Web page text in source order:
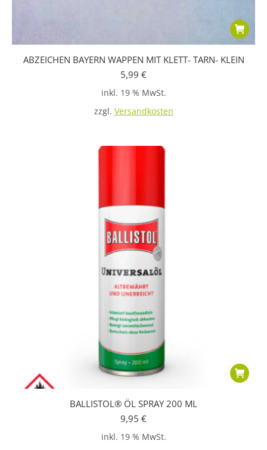
ABZEICHEN BAYERN WAPPEN MIT KLETT- TARN- KLEIN
5,99 €
inkl. 19 % MwSt.
zzgl. Versandkosten
BALLISTOL® ÖL SPRAY 200 ML
9,95 €
inkl. 19 % MwSt.